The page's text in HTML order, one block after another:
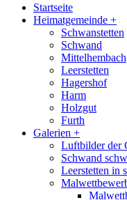
Startseite
Heimatgemeinde +
Schwanstetten
Schwand
Mittelhembach
Leerstetten
Hagershof
Harm
Holzgut
Furth
Galerien +
Luftbilder der
Schwand
Leerstetten in